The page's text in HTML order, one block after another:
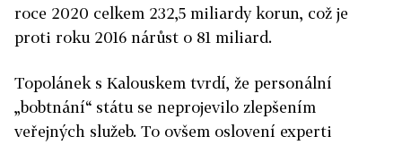
roce 2020 celkem 232,5 miliardy korun, což je
proti roku 2016 nárůst o 81 miliard.
Topolánek s Kalouskem tvrdí, že personální
„bobtnání“ státu se neprojevilo zlepšením
veřejných služeb. To ovšem oslovení experti